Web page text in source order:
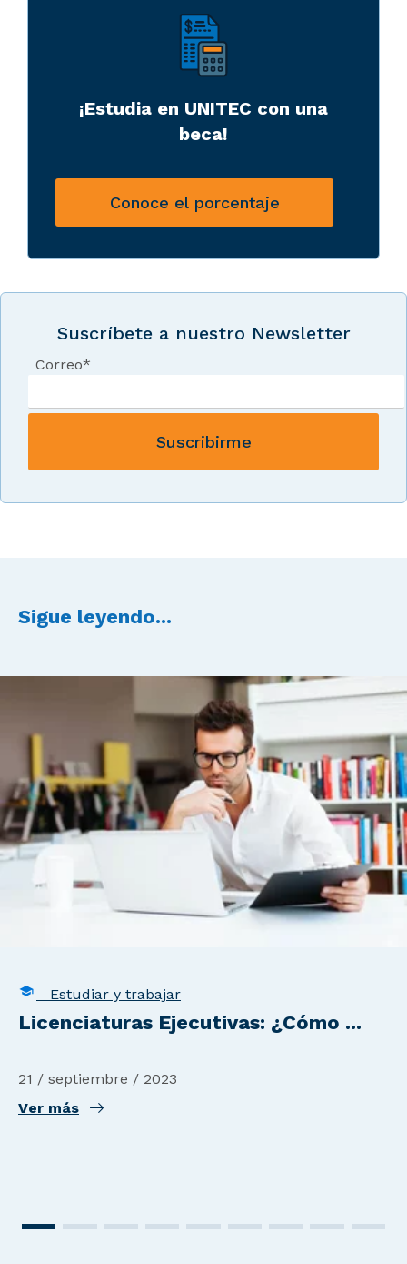
¡Estudia en UNITEC con una
beca!
Conoce el porcentaje
Suscríbete a nuestro Newsletter
Correo*
Sigue leyendo...
Estudiar y trabajar
Licenciaturas Ejecutivas: ¿Cómo ...
21 / septiembre / 2023
Ver más